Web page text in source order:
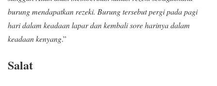
burung mendapatkan rezeki. Burung tersebut pergi pada pagi
hari dalam keadaan lapar dan kembali sore harinya dalam
keadaan kenyang.”
Salat